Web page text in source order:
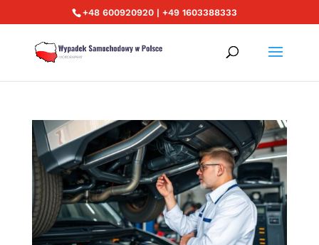
+48 600920920 | +49 1603388333